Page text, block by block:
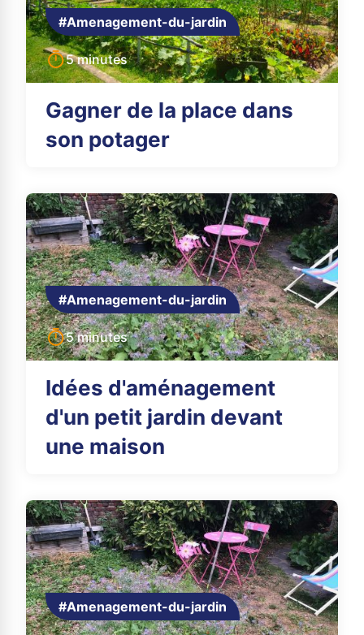
#Amenagement-du-jardin
5 minutes
Gagner de la place dans
son potager
#Amenagement-du-jardin
5 minutes
Idées d'aménagement
d'un petit jardin devant
une maison
#Amenagement-du-jardin